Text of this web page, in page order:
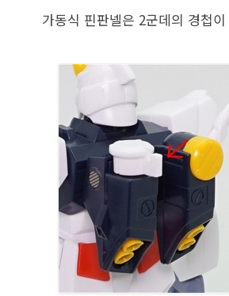
가동식 핀판넬은 2군데의 경첩